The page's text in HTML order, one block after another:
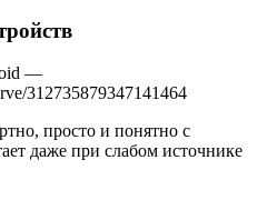
—
312735879347141464
просто и понятно с
даже при слабом источнике